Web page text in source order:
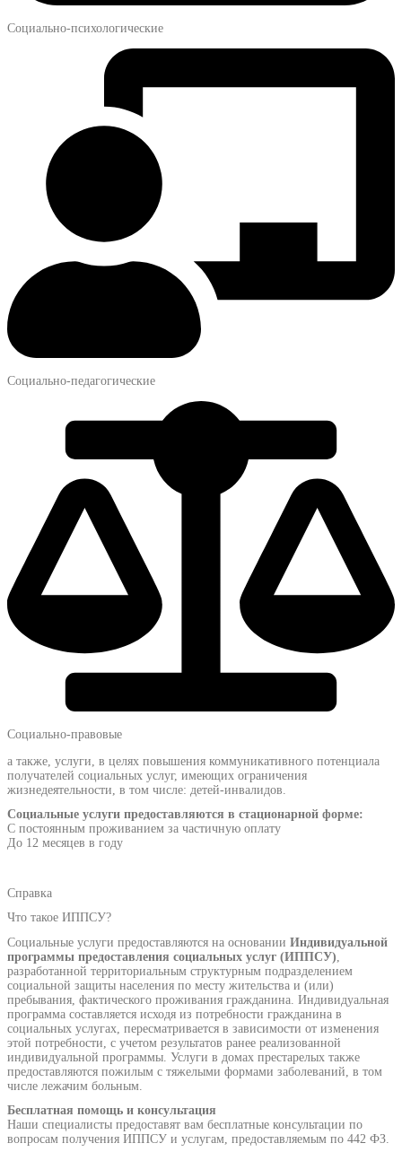
Социально-психологические
Социально-педагогические
Социально-правовые
а также, услуги, в целях повышения коммуникативного потенциала
получателей социальных услуг, имеющих ограничения
жизнедеятельности, в том числе: детей-инвалидов.
Социальные услуги предоставляются в стационарной форме:
С постоянным проживанием за частичную оплату
До 12 месяцев в году
Справка
Что такое ИППСУ?
Социальные услуги предоставляются на основании Индивидуальной
программы предоставления социальных услуг (ИППСУ)
разработанной территориальным структурным подразделением
социальной защиты населения по месту жительства и (или)
пребывания, фактического проживания гражданина. Индивидуальная
программа составляется исходя из потребности гражданина в
социальных услугах, пересматривается в зависимости от изменения
этой потребности, с учетом результатов ранее реализованной
индивидуальной программы. Услуги в домах престарелых также
предоставляются пожилым с тяжелыми формами заболеваний, в том
числе лежачим больным.
Бесплатная помощь и консультация
Наши специалисты предоставят вам бесплатные консультации по
вопросам получения ИППСУ и услугам, предоставляемым по 442 ФЗ.